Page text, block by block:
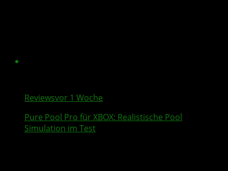
Reviewsvor 1 Woche
Pure Pool Pro für XBOX: Realistische Pool
Simulation im Test